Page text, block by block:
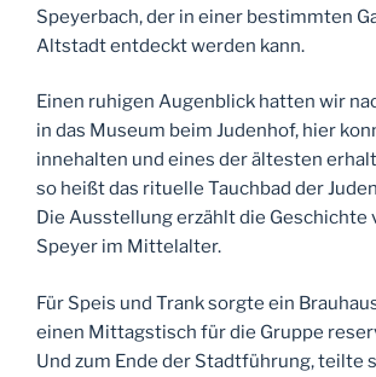
Speyerbach, der in einer bestimmten
Altstadt entdeckt werden kann.
Einen ruhigen Augenblick hatten wir
in das Museum beim Judenhof, hier
innehalten und eines der ältesten
so heißt das rituelle Tauchbad der
Die Ausstellung erzählt die Geschichte
Speyer im Mittelalter.
Für Speis und Trank sorgte ein
einen Mittagstisch für die Gruppe
Und zum Ende der Stadtführung, teilte